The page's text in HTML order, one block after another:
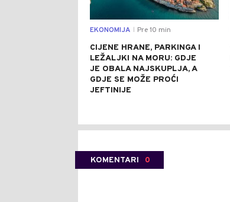
EKONOMIJA Pre 10 min
CIJENE HRANE, PARKINGA I
LEŽALJKI NA MORU: GDJE
JE OBALA NAJSKUPLJA, A
GDJE SE MOŽE PROĆI
JEFTINIJE
KOMENTARI 0